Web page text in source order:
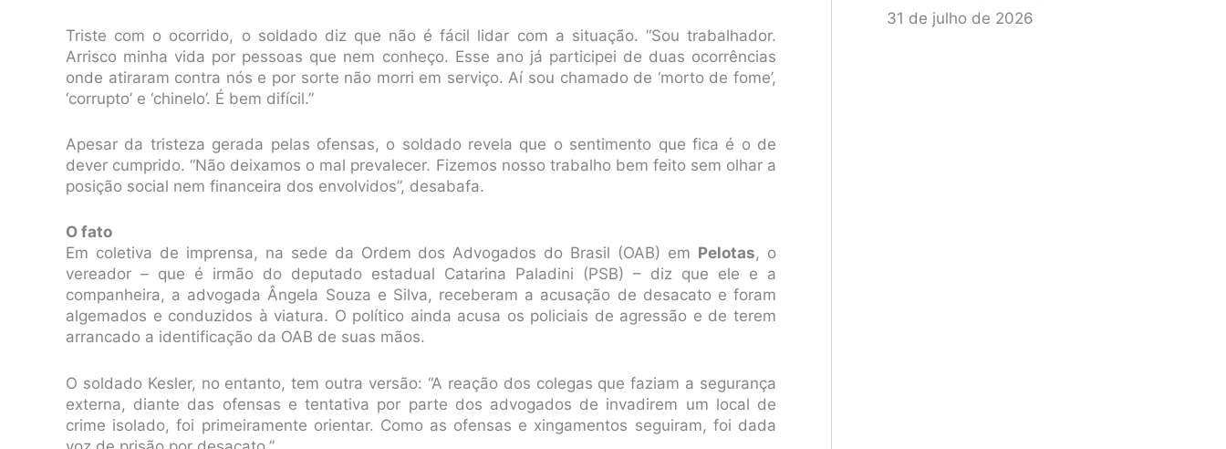
Triste com o ocorrido, o soldado diz que não é fácil lidar com a situação. “Sou trabalhador.
Arrisco minha vida por pessoas que nem conheço. Esse ano já participei de duas ocorrências
onde atiraram contra nós e por sorte não morri em serviço. Aí sou chamado de ‘morto de fome’,
‘corrupto’ e ‘chinelo’. É bem difícil.”
Apesar da tristeza gerada pelas ofensas, o soldado revela que o sentimento que fica é o de
dever cumprido. “Não deixamos o mal prevalecer. Fizemos nosso trabalho bem feito sem olhar a
posição social nem financeira dos envolvidos”, desabafa.
O fato
Em coletiva de imprensa, na sede da Ordem dos Advogados do Brasil (OAB) em Pelotas, o
vereador – que é irmão do deputado estadual Catarina Paladini (PSB) – diz que ele e a
companheira, a advogada Ângela Souza e Silva, receberam a acusação de desacato e foram
algemados e conduzidos à viatura. O político ainda acusa os policiais de agressão e de terem
arrancado a identificação da OAB de suas mãos.
O soldado Kesler, no entanto, tem outra versão: “A reação dos colegas que faziam a segurança
externa, diante das ofensas e tentativa por parte dos advogados de invadirem um local de
crime isolado, foi primeiramente orientar. Como as ofensas e xingamentos seguiram, foi dada
31 de julho de 2026